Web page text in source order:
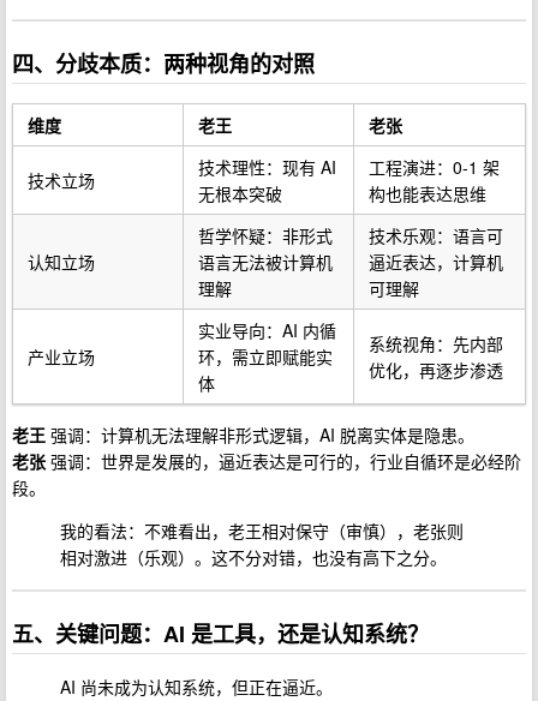
四、分歧本质：两种视角的对照
维度 老王 老张
技术立场
技术理性：现有 AI
无根本突破
工程演进：0-1 架
构也能表达思维
认知立场
哲学怀疑：非形式
语言无法被计算机
理解
技术乐观：语言可
逼近表达，计算机
可理解
产业立场
实业导向：AI 内循
环，需立即赋能实
体
系统视角：先内部
优化，再逐步渗透
老王 强调：计算机无法理解非形式逻辑，AI 脱离实体是隐患。
老张 强调：世界是发展的，逼近表达是可行的，行业自循环是必经阶
段。
我的看法：不难看出，老王相对保守（审慎），老张则
相对激进（乐观）。这不分对错，也没有高下之分。
五、关键问题：AI 是工具，还是认知系统？
AI 尚未成为认知系统，但正在逼近。